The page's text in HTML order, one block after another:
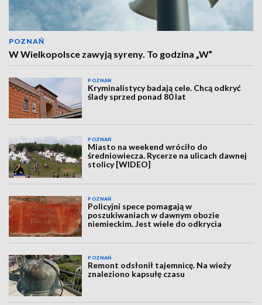
POZNAŃ
W Wielkopolsce zawyją syreny. To godzina „W”
POZNAŃ
Kryminalistycy badają cele. Chcą odkryć
ślady sprzed ponad 80 lat
POZNAŃ
Miasto na weekend wróciło do
średniowiecza. Rycerze na ulicach dawnej
stolicy [WIDEO]
POZNAŃ
Policyjni spece pomagają w
poszukiwaniach w dawnym obozie
niemieckim. Jest wiele do odkrycia
POZNAŃ
Remont odsłonił tajemnicę. Na wieży
znaleziono kapsułę czasu